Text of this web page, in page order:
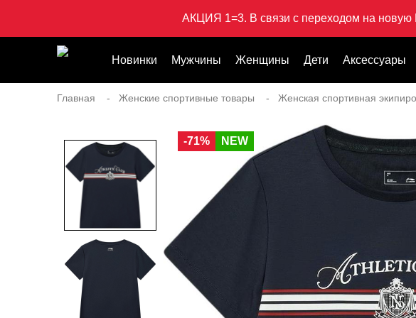
АКЦИЯ 1=3. В связи с переходом на новую
Новинки Мужчины Женщины Дети Аксессуары
Главная Женские спортивные товары Женская спортивная
-71% NEW